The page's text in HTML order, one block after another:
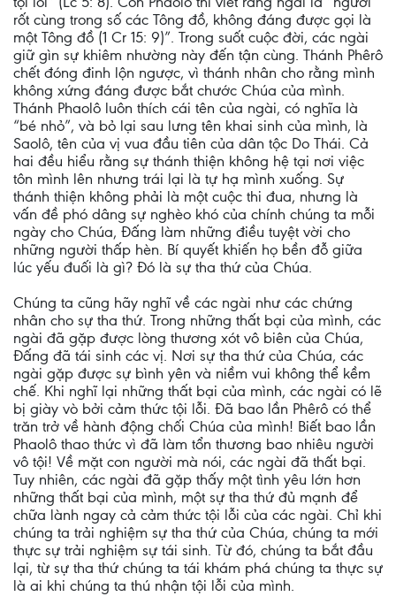
rốt cùng trong số các Tông đồ, không đáng được gọi là
một Tông đồ (1 Cr 15: 9)”. Trong suốt cuộc đời, các ngài
giữ gìn sự khiêm nhường này đến tận cùng. Thánh Phêrô
chết đóng đinh lộn ngược, vì thánh nhân cho rằng mình
không xứng đáng được bắt chước Chúa của mình.
Thánh Phaolô luôn thích cái tên của ngài, có nghĩa là
“bé nhỏ”, và bỏ lại sau lưng tên khai sinh của mình, là
Saolô, tên của vị vua đầu tiên của dân tộc Do Thái. Cả
hai đều hiểu rằng sự thánh thiện không hệ tại nơi việc
tôn mình lên nhưng trái lại là tự hạ mình xuống. Sự
thánh thiện không phải là một cuộc thi đua, nhưng là
vấn đề phó dâng sự nghèo khó của chính chúng ta mỗi
ngày cho Chúa, Đấng làm những điều tuyệt vời cho
những người thấp hèn. Bí quyết khiến họ bền đỗ giữa
lúc yếu đuối là gì? Đó là sự tha thứ của Chúa.
Chúng ta cũng hãy nghĩ về các ngài như các chứng
nhân cho sự tha thứ. Trong những thất bại của mình, các
ngài đã gặp được lòng thương xót vô biên của Chúa,
Đấng đã tái sinh các vị. Nơi sự tha thứ của Chúa, các
ngài gặp được sự bình yên và niềm vui không thể kềm
chế. Khi nghĩ lại những thất bại của mình, các ngài có lẽ
bị giày vò bởi cảm thức tội lỗi. Đã bao lần Phêrô có thể
trăn trở về hành động chối Chúa của mình! Biết bao lần
Phaolô thao thức vì đã làm tổn thương bao nhiêu người
vô tội! Về mặt con người mà nói, các ngài đã thất bại.
Tuy nhiên, các ngài đã gặp thấy một tình yêu lớn hơn
những thất bại của mình, một sự tha thứ đủ mạnh để
chữa lành ngay cả cảm thức tội lỗi của các ngài. Chỉ khi
chúng ta trải nghiệm sự tha thứ của Chúa, chúng ta mới
thực sự trải nghiệm sự tái sinh. Từ đó, chúng ta bắt đầu
lại, từ sự tha thứ chúng ta tái khám phá chúng ta thực sự
là ai khi chúng ta thú nhận tội lỗi của mình.